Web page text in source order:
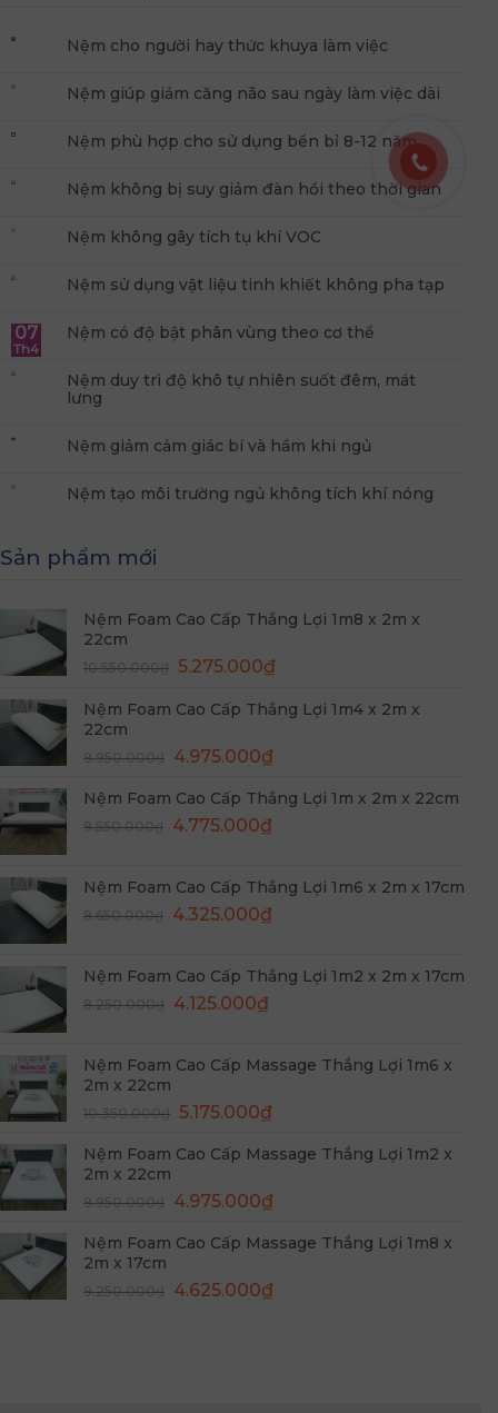
Nệm cho người hay thức khuya làm việc
Nệm giúp giảm căng não sau ngày làm việc dài
Nệm phù hợp cho sử dụng bền bỉ 8-12 năm
Nệm không bị suy giảm đàn hồi theo thời gian
Nệm không gây tích tụ khí VOC
Nệm sử dụng vật liệu tinh khiết không pha tạp
07
Th4
Nệm có độ bật phân vùng theo cơ thể
Nệm duy trì độ khô tự nhiên suốt đêm, mát
lưng
Nệm giảm cảm giác bí và hầm khi ngủ
Nệm tạo môi trường ngủ không tích khí nóng
Sản phẩm mới
Nệm Foam Cao Cấp Thắng Lợi 1m8 x 2m x
22cm
10.550.000₫ Giá
là:
5.275.000₫Giá
tại
Nệm Foam Cao Cấp Thắng Lợi 1m4 x 2m x
22cm
9.950.000₫ Giá
là:
9.950.000₫.
4.975.000₫Giá
tại
là:
Nệm Foam Cao Cấp Thắng Lợi 1m x 2m x 22cm
9.550.000₫ Giá
9.550.000₫.
4.775.000₫Giá
là:
4.775.000₫.
Nệm Foam Cao Cấp Thắng Lợi 1m6 x 2m x 17cm
8.650.000₫ Giá
8.650.000₫.
4.325.000₫Giá
là:
Nệm Foam Cao Cấp Thắng Lợi 1m2 x 2m x 17cm
8.250.000₫ Giá
8.250.000₫.
4.125.000₫Giá
là:
Nệm Foam Cao Cấp Massage Thắng Lợi 1m6 x
2m x 22cm
10.350.000₫ Giá
là:
5.175.000₫Giá
tại
5.175.000₫.
Nệm Foam Cao Cấp Massage Thắng Lợi 1m2 x
2m x 22cm
9.950.000₫ Giá
là:
4.975.000₫Giá
tại
4.975.000₫.
Nệm Foam Cao Cấp Massage Thắng Lợi 1m8 x
2m x 17cm
9.250.000₫ Giá
4.625.000₫Giá